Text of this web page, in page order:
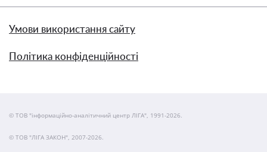
Умови використання сайту
Політика конфіденційності
© ТОВ "інформаційно-аналітичний центр ЛІГА", 1991-2026.
© ТОВ "ЛІГА ЗАКОН", 2007-2026.